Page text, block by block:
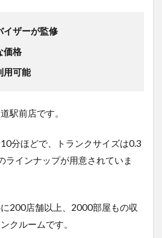
イザーが監修
価格
用可能
駅前店です。
分ほどで、トランクサイズは0.3
ラインナップが用意されていま
200店舗以上、2000部屋もの収
クルームです。